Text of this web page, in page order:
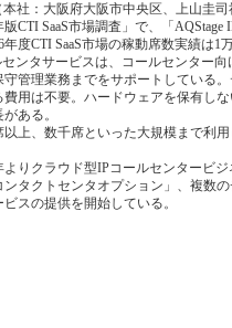
社：大阪府大阪市中央区、上山圭
版CTI SaaS市場調査」で、「
度CTI SaaS市場の稼動席数実績は1
ンタサービスは、コールセンター
守管理業務までをサポートしている
費用は不要。ハードウェアを保有し
ある。
上、数千席といった大規模まで利
りクラウド型IPコールセンタービ
ンタクトセンタオプション」、複数
スの提供を開始している。